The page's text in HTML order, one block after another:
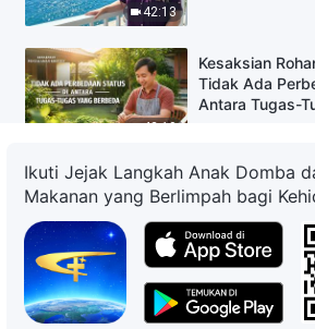
42:13
42:10
Kesaksian
Tidak Ada
Antara Tugas-
55:28
Kesaksian
Pelajaran yang
Dialihtugaskan
Kesaksian
Akibat Tidak
Ikuti Jejak Langkah Anak Domba
Makanan yang Berlimpah bagi